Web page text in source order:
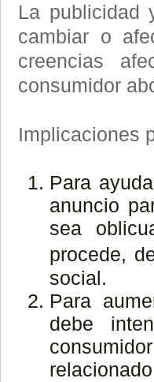
La publicidad
cambiar o
creencias
consumidor
Implicaciones
Para
anuncio
sea
procede,
social.
Para
debe